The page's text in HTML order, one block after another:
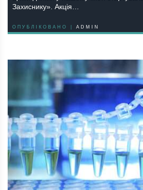
Захиснику». Акція…
ОПУБЛІКОВАНО | ADMIN